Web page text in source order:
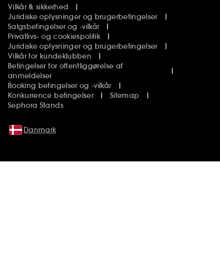
Vilkår & sikkerhed
Juridiske oplysninger og brugerbetingelser
Salgsbetingelser og -vilkår
Privatlivs- og cookiespolitik
Juridiske oplysninger og brugerbetingelser
Vilkår for kundeklubben
Betingelser for offentliggørelse af
anmeldelser
Booking betingelser og -vilkår
Konkurrence betingelser
Sitemap
Sephora Stands
Danmark